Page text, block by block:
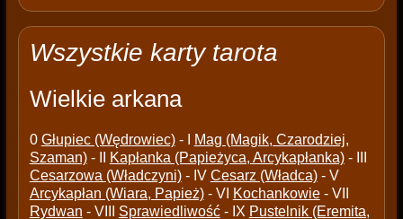
Wszystkie karty tarota
Wielkie arkana
0 Głupiec (Wędrowiec)- I
Mag (Magik, Czarodziej,
Szaman)- II Kapłanka (Papieżyca, Arcykapłanka)- III
Cesarzowa (Władczyni)- IV Cesarz (Władca)- V
Arcykapłan (Wiara, Papież)- VI Kochankowie- VII
Rydwan - VIII Sprawiedliwość- IX Pustelnik (Eremita,